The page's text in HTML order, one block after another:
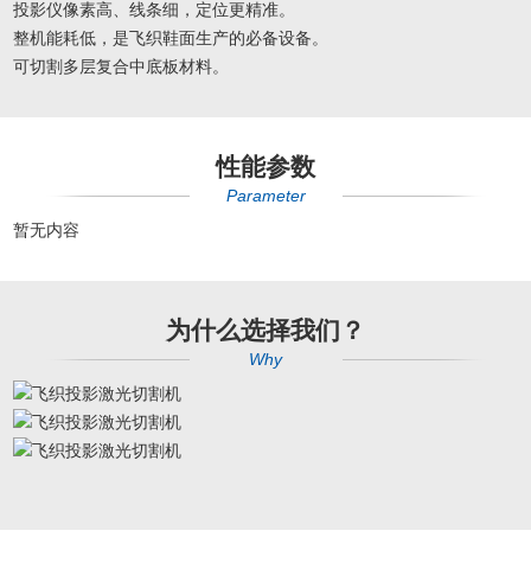
投影仪像素高、线条细，定位更精准。
整机能耗低，是飞织鞋面生产的必备设备。
可切割多层复合中底板材料。
性能参数
Parameter
暂无内容
为什么选择我们？
Why